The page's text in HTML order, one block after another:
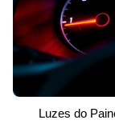
Luzes do